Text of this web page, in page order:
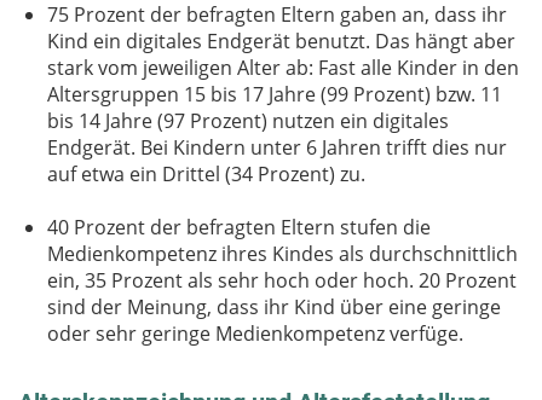
75 Prozent der befragten Eltern gaben an, dass ihr
Kind ein digitales Endgerät benutzt. Das hängt aber
stark vom jeweiligen Alter ab: Fast alle Kinder in den
Altersgruppen 15 bis 17 Jahre (99 Prozent) bzw. 11
bis 14 Jahre (97 Prozent) nutzen ein digitales
Endgerät. Bei Kindern unter 6 Jahren trifft dies nur
auf etwa ein Drittel (34 Prozent) zu.
40 Prozent der befragten Eltern stufen die
Medienkompetenz ihres Kindes als durchschnittlich
ein, 35 Prozent als sehr hoch oder hoch. 20 Prozent
sind der Meinung, dass ihr Kind über eine geringe
oder sehr geringe Medienkompetenz verfüge.